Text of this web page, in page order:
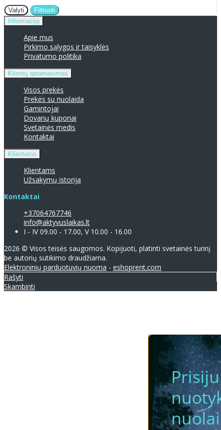
Valyti
Filtruoti
Informacija
Apie mus
Pirkimo sąlygos ir taisyklės
Privatumo politika
Klientų aptarnavimas
Visos prekės
Prekės su nuolaida
Gamintojai
Dovanų kuponai
Svetainės medis
Kontaktai
Klientams
Klientams
Užsakymų istorija
Kontaktai
+37064767746
info@aktyvuslaikas.lt
I - IV 09.00 - 17.00, V 10.00 - 16.00
2026 © Visos teisės saugomos. Kopijuoti, platinti svetainės turinį
be autorių sutikimo draudžiama.
Elektroninių parduotuvių nuoma - eshoprent.com
Rašyti
Skambinti